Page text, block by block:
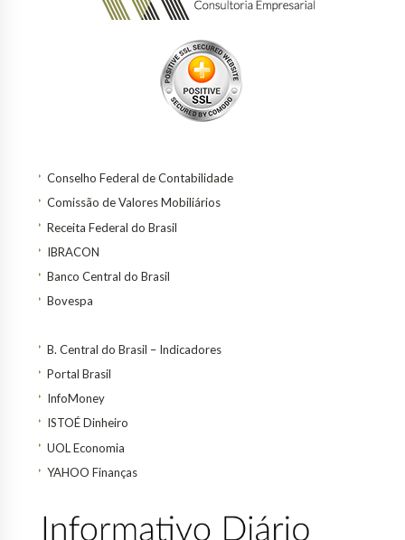
Conselho Federal de Contabilidade
Comissão de Valores Mobiliários
Receita Federal do Brasil
IBRACON
Banco Central do Brasil
Bovespa
B. Central do Brasil – Indicadores
Portal Brasil
InfoMoney
ISTOÉ Dinheiro
UOL Economia
YAHOO Finanças